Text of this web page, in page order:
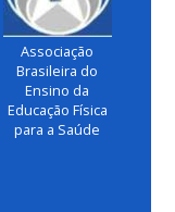
Associação
Brasileira do
Ensino da
Educação Física
para a Saúde